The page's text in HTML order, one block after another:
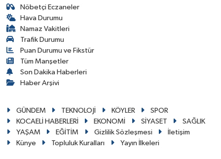
Nöbetçi Eczaneler
Hava Durumu
Namaz Vakitleri
Trafik Durumu
Puan Durumu ve Fikstür
Tüm Manşetler
Son Dakika Haberleri
Haber Arşivi
GÜNDEM TEKNOLOJİ KÖYLER
SPOR
KOCAELİ HABERLERİ
EKONOMİ SİYASET
SAĞLIK
YAŞAM
EĞİTİM Gizlilik Sözleşmesi
İletişim
Künye
Topluluk Kuralları Yayın İlkeleri